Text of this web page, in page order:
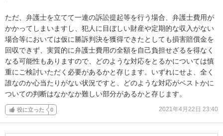
ただ、弁護士を立てて一連の訴訟提起等を行う場合、弁護士費用が
かかってしまいますし、犯人に目ぼしい財産や定期的な収入がない
場合等においては仮に勝訴判決を獲得できたとしても損害賠償金を
回収できず、実質的に弁護士費用の全額を自己負担せざるを得なく
なる可能性もありますので、どのような対応をとるかについては慎
重にご検討いただく必要があるかと存じます。いずれにせよ、全く
誰なのか心当たりがない状況ですと、どのような対応がベストかに
ついての判断はなかなか難しい部分があるかと存じます。
役に立った 0 2021年4月22日 23:40